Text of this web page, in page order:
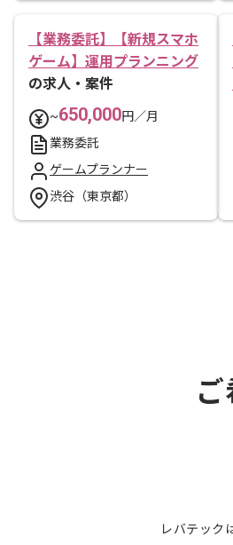
【業務委託】【新規スマホ
ゲーム】運用プランニング
の求人・案件
~650,000円／月
業務委託
ゲームプランナー
渋谷（東京都）
レバテック